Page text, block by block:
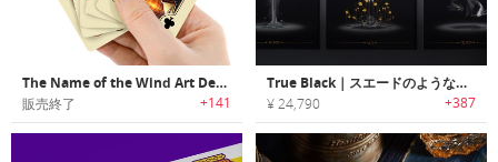
The Name of the Wind Art Deck｜大人気ファンタジー小説「The Name of the Wind」カードセット
販売終了 +141
True Black｜スエードのような手触りのブラックマット仕上げタロットカードセット「トゥルーブラック」
¥ 24,790 +387